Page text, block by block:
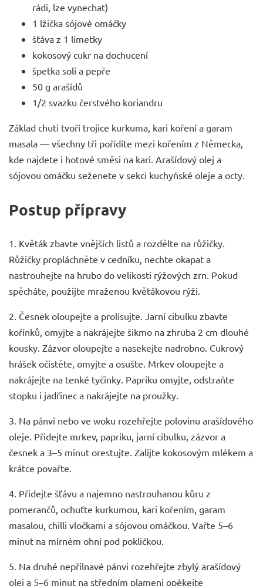
rádi, lze vynechat)
1 lžička sójové omáčky
šťáva z 1 limetky
kokosový cukr na dochucení
špetka soli a pepře
50 g arašídů
1/2 svazku čerstvého koriandru
Základ chuti tvoří trojice kurkuma, kari koření a garam
masala — všechny tři pořídíte mezi kořením z Německa
kde najdete i hotové směsi na kari. Arašídový olej a
sójovou omáčku seženete v sekci kuchyňské oleje a octy
Postup přípravy
1. Květák zbavte vnějších listů a rozdělte na růžičky.
Růžičky propláchněte v cedníku, nechte okapat a
nastrouhejte na hrubo do velikosti rýžových zrn. Pokud
spěcháte, použijte mraženou květákovou rýži.
2. Česnek oloupejte a prolisujte. Jarní cibulku zbavte
kořínků, omyjte a nakrájejte šikmo na zhruba 2 cm dlouhé
kousky. Zázvor oloupejte a nasekejte nadrobno. Cukrový
hrášek očistěte, omyjte a osušte. Mrkev oloupejte a
nakrájejte na tenké tyčinky. Papriku omyjte, odstraňte
stopku i jadřinec a nakrájejte na proužky.
3. Na pánvi nebo ve woku rozehřejte polovinu arašídového
oleje. Přidejte mrkev, papriku, jarní cibulku, zázvor a
česnek a 3–5 minut orestujte. Zalijte kokosovým mlékem a
krátce povařte.
4. Přidejte šťávu a najemno nastrouhanou kůru z
pomerančů, ochuťte kurkumou, kari kořením, garam
masalou, chilli vločkami a sójovou omáčkou. Vařte 5–6
minut na mírném ohni pod pokličkou.
5. Na druhé nepřilnavé pánvi rozehřejte zbylý arašídový
olej a 5–6 minut na středním plameni opékejte